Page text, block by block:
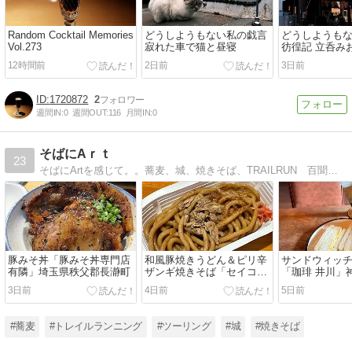
Random Cocktail Memories
Vol.273
12時間前
どうしようもない私の戯言
寂れた車で猫と昼寝
2日前
どうしようも
彷徨記 立呑み
3日前
1720872 2
週間IN:0 週間OUT:116 月間IN:0
23
そばにAｒｔ
豚みそ丼「豚みそ丼専門店
有隣」埼玉県秩父郡長瀞町
3日前
和風豚焼きうどん＆ピリ辛
ザンギ焼きそば「セイコー
マート」
4日前
サンドウィッ
「珈琲 井川」
5日前
#蕎麦 #トレイルランニング #ツーリング #城 #焼きそば